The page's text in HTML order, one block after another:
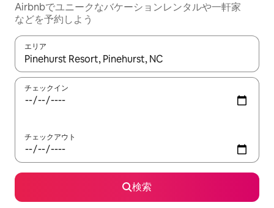
Airbnbでユニークなバ⁠ケ⁠ー⁠シ⁠ョ⁠ンレ⁠ン⁠タ⁠ルや一⁠軒⁠家
な⁠ど⁠を予⁠約⁠し⁠よ⁠う
エリア
検索結果が表示されたら、上下の矢印キーを使って移動するか
チェックイン
チェックアウト
検索